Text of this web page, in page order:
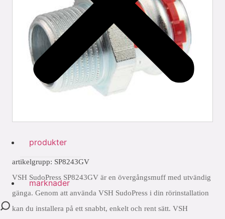
produkter
marknader
artikelgrupp: SP8243GV
VSH SudoPress SP8243GV är en övergångsmuff med utvändig
gänga. Genom att använda VSH SudoPress i din rörinstallation
kan du installera på ett snabbt, enkelt och rent sätt. VSH